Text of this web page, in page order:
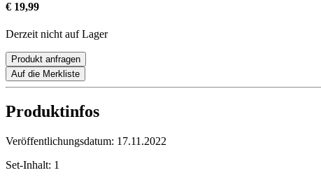
€ 19,99
Derzeit nicht auf Lager
Produkt anfragen
Auf die Merkliste
Produktinfos
Veröffentlichungsdatum: 17.11.2022
Set-Inhalt: 1